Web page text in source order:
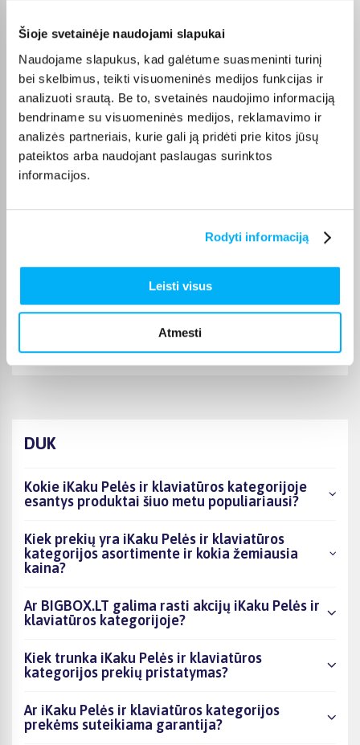
Šioje svetainėje naudojami slapukai
Naudojame slapukus, kad galėtume suasmeninti turinį
bei skelbimus, teikti visuomeninės medijos funkcijas ir
analizuoti srautą. Be to, svetainės naudojimo informaciją
bendriname su visuomeninės medijos, reklamavimo ir
analizės partneriais, kurie gali ją pridėti prie kitos jūsų
pateiktos arba naudojant paslaugas surinktos
informacijos.
Rodyti informaciją
Leisti visus
Atmesti
toomas n.
Ty­lu ir patogu. Greitas pristatymas.
Neringa N.
Patvirtintas pirkėjas
viskas ok
Simonas B.
Audrius K.
Patvirtintas pirkėjas
Kokybiška pelė už gerą kainą. Pirkimo procesas greitas ir
paprastas,greitas pris ...
DUK
Kokie iKaku Pelės ir klaviatūros kategorijoje
esantys produktai šiuo metu populiariausi?
Kiek prekių yra iKaku Pelės ir klaviatūros
kategorijos asortimente ir kokia žemiausia
kaina?
Ar BIGBOX.LT galima rasti akcijų iKaku Pelės ir
klaviatūros kategorijoje?
Kiek trunka iKaku Pelės ir klaviatūros
kategorijos prekių pristatymas?
Ar iKaku Pelės ir klaviatūros kategorijos
prekėms suteikiama garantija?